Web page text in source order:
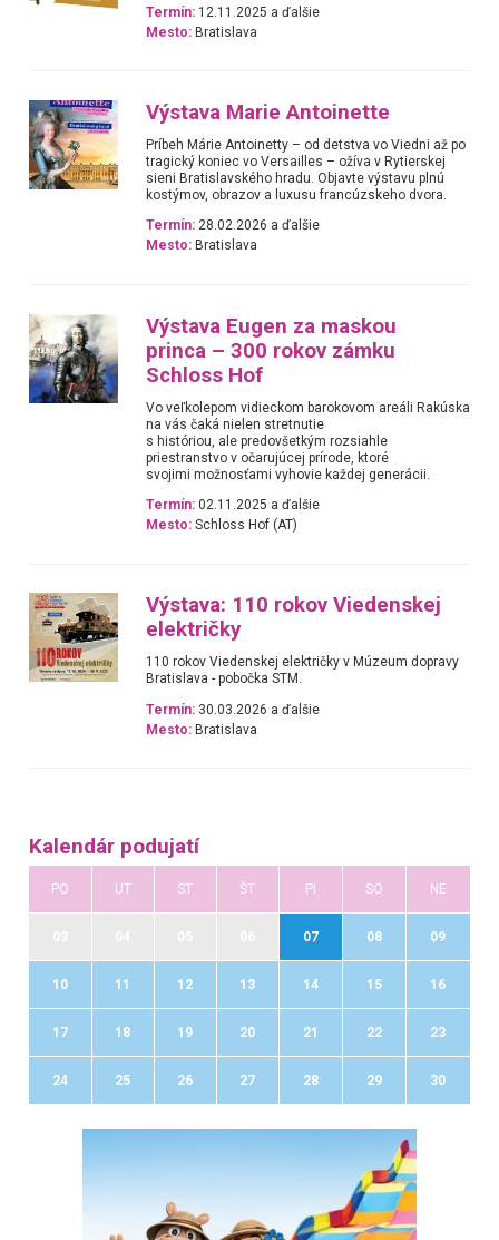
Termín: 12.11.2025 a ďalšie
Mesto: Bratislava
Výstava Marie Antoinette
Príbeh Márie Antoinetty – od detstva vo Viedni až po
tragický koniec vo Versailles – ožíva v Rytierskej
sieni Bratislavského hradu. Objavte výstavu plnú
kostýmov, obrazov a luxusu francúzskeho dvora.
Termín: 28.02.2026 a ďalšie
Mesto: Bratislava
Výstava Eugen za maskou
princa – 300 rokov zámku
Schloss Hof
Vo veľkolepom vidieckom barokovom areáli Rakúska
na vás čaká nielen stretnutie
s históriou, ale predovšetkým rozsiahle
priestranstvo v očarujúcej prírode, ktoré
svojimi možnosťami vyhovie každej generácii.
Termín: 02.11.2025 a ďalšie
Mesto: Schloss Hof (AT)
Výstava: 110 rokov Viedenskej
električky
110 rokov Viedenskej električky v Múzeum dopravy
Bratislava - pobočka STM.
Termín: 30.03.2026 a ďalšie
Mesto: Bratislava
Kalendár podujatí
PO UT ST ŠT PI SO NE
07 08 09
10 11 12 13 14 15 16
17 18 19 20 21 22 23
24 25 26 27 28 29 30